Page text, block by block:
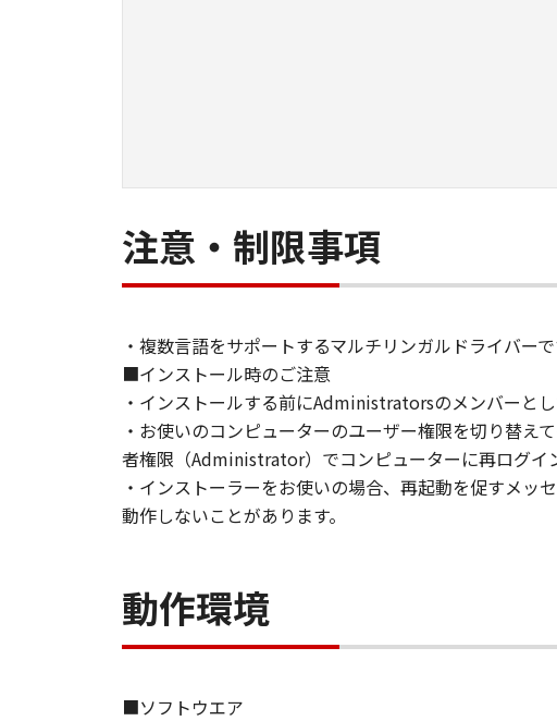
数のコンピューター（以下「指定機器」と
ア」をコンピューターの記憶媒体上にイン
は実行することのいずれも含むものとしま
ネットワークを通じて接続されたコンピュ
ができます。
(3) 上記(1)および(2)に定める場合を除き、
わず、本契約書によってお客様に譲渡あるい
とはできません。
(2) お客様は、「本ソフトウェア」の全部ま
することはできません。また第三者にこの
３．著作権表示
お客様は、「本ソフトウェア」に含まれる
りません。
「本ソフトウェア」に係る権原および所有権
５．輸出
は間接に輸出してはなりません。
注意・制限事項
・複数言語をサポートするマルチリンガルドライバーで
■インストール時のご注意
・インストールする前にAdministratorsのメンバーと
・お使いのコンピューターのユーザー権限を切り替
者権限（Administrator）でコンピューターに再ログイ
・インストーラーをお使いの場合、再起動を促すメッ
動作しないことがあります。
動作環境
■ソフトウエア